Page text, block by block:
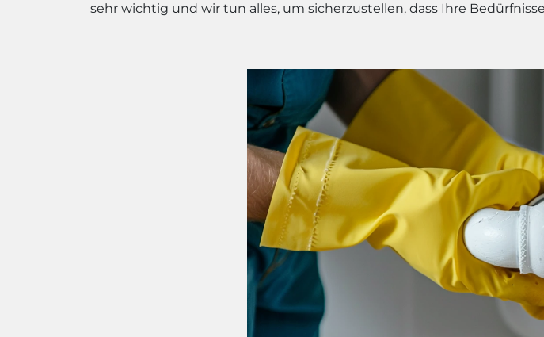
sehr wichtig und wir tun alles, um sicherzustellen, dass Ihre